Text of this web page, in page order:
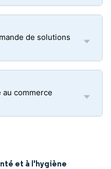
de solutions
commerce
et à l'hygiène